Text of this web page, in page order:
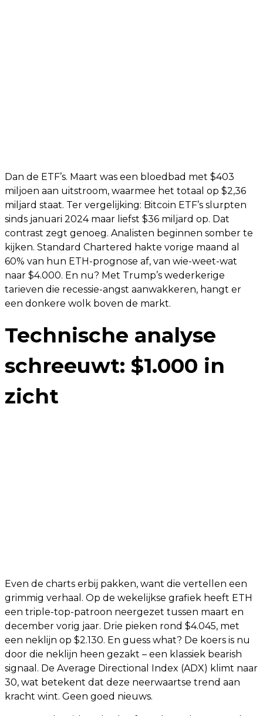
Dan de ETF’s. Maart was een bloedbad met $403
miljoen aan uitstroom, waarmee het totaal op $2,36
miljard staat. Ter vergelijking: Bitcoin ETF’s slurpten
sinds januari 2024 maar liefst $36 miljard op. Dat
contrast zegt genoeg. Analisten beginnen somber te
kijken. Standard Chartered hakte vorige maand al
60% van hun ETH-prognose af, van wie-weet-wat
naar $4.000. En nu? Met Trump’s wederkerige
tarieven die recessie-angst aanwakkeren, hangt er
een donkere wolk boven de markt.
Technische analyse
schreeuwt: $1.000 in
zicht
Even de charts erbij pakken, want die vertellen een
grimmig verhaal. Op de wekelijkse grafiek heeft ETH
een triple-top-patroon neergezet tussen maart en
december vorig jaar. Drie pieken rond $4.045, met
een neklijn op $2.130. En guess what? De koers is nu
door die neklijn heen gezakt – een klassiek bearish
signaal. De Average Directional Index (ADX) klimt naar
30, wat betekent dat deze neerwaartse trend aan
kracht wint. Geen goed nieuws.